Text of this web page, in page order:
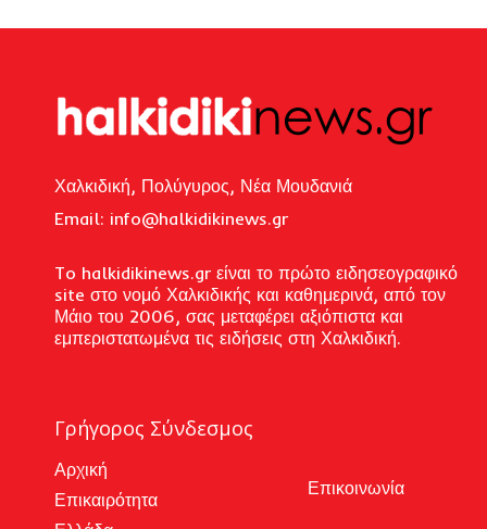
Χαλκιδική, Πολύγυρος, Νέα Μουδανιά
Email: info@halkidikinews.gr
To halkidikinews.gr είναι το πρώτο ειδησεογραφικό
site στο νομό Χαλκιδικής και καθημερινά, από τον
Μάιο του 2006, σας μεταφέρει αξιόπιστα και
εμπεριστατωμένα τις ειδήσεις στη Χαλκιδική.
Γρήγορος Σύνδεσμος
Αρχική
Επικαιρότητα
Επικοινωνία